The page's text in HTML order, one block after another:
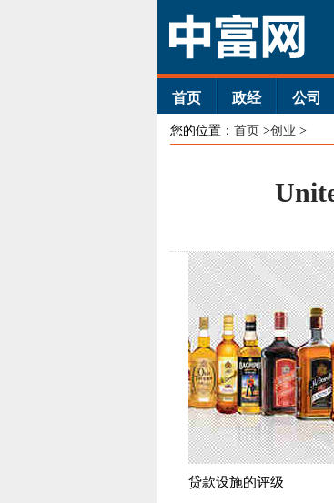
首页 政经 公司
您的位置： 首页 >创业 >
贷款设施的评级